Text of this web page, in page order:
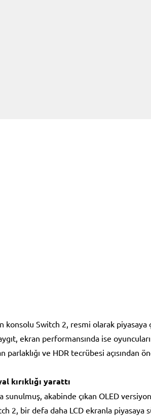
Switch 2, resmi olarak piyasaya
ekran performansında ise
parlaklığı ve HDR tecrübesi açısından
kırıklığı yarattı
sunulmuş, akabinde çıkan OLED
2, bir defa daha LCD ekranla